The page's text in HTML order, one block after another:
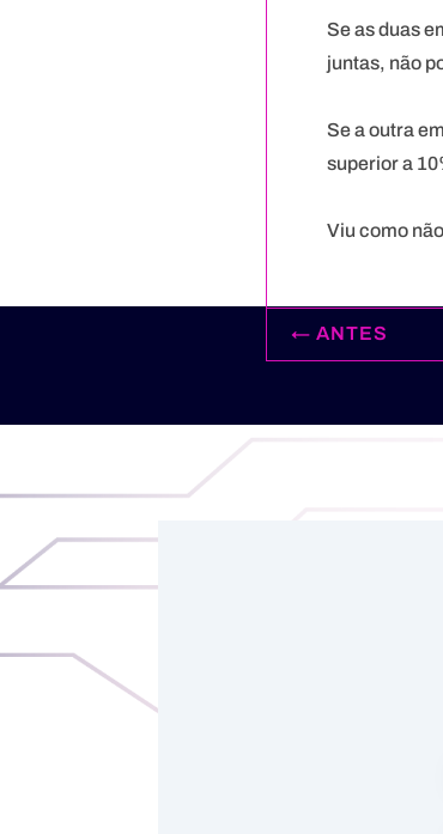
Se as duas
juntas, não
Se a outra
superior a
Viu como
← ANTES